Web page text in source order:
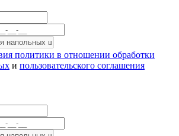
политики в отношении обработки
и пользовательского соглашения